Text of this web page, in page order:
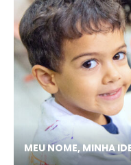
MEU NOME, MINHA